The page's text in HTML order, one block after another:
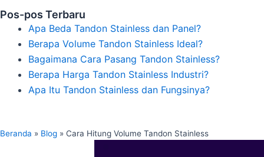
Pos-pos Terbaru
Apa Beda Tandon Stainless dan Panel?
Berapa Volume Tandon Stainless Ideal?
Bagaimana Cara Pasang Tandon Stainless?
Berapa Harga Tandon Stainless Industri?
Apa Itu Tandon Stainless dan Fungsinya?
Beranda » Blog » Cara Hitung Volume Tandon Stainless